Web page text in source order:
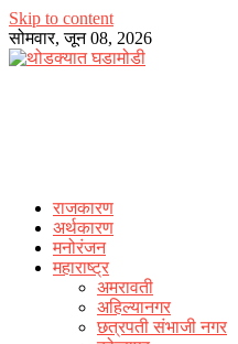
Skip to content
सोमवार, जून 08, 2026
राजकारण
अर्थकारण
मनोरंजन
महाराष्ट्र
अमरावती
अहिल्यानगर
छत्रपती संभाजी नगर